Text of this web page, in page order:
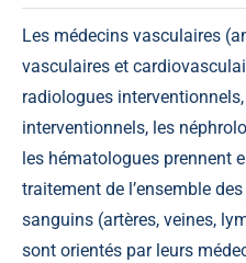
Les médecins vasculaires
vasculaires et
radiologues
interventionnels, les
les hématologues prennent
traitement de l’ensemble
sanguins (artères, veines,
sont orientés par leurs